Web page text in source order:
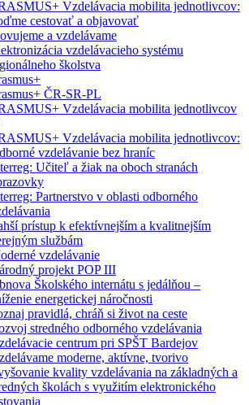
Vzdelávacia mobilita jednotlivcov:
cestovať a objavovať
a vzdelávame
vzdelávacieho systému
školstva
ČR-SR-PL
Vzdelávacia mobilita jednotlivcov
Vzdelávacia mobilita jednotlivcov:
vzdelávanie bez hraníc
Učiteľ a žiak na oboch stranách
Partnerstvo v oblasti odborného
prístup k efektívnejším a kvalitnejším
službám
vzdelávanie
projekt POP III
Školského internátu s jedálňou –
energetickej náročnosti
pravidlá, chráň si život na ceste
stredného odborného vzdelávania
centrum pri SPŠT Bardejov
moderne, aktívne, tvorivo
kvality vzdelávania na základných a
školách s využitím elektronického